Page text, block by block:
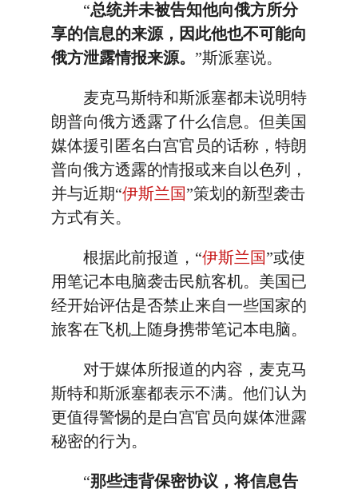
“总统并未被告知他向俄方所分
享的信息的来源，因此他也不可能向
俄方泄露情报来源。 ”斯派塞说。
麦克马斯特和斯派塞都未说明特
朗普向俄方透露了什么信息。但美国
媒体援引匿名白宫官员的话称，特朗
普向俄方透露的情报或来自以色列，
并与近期“伊斯兰国”策划的新型袭击
方式有关。
根据此前报道，“伊斯兰国”或使
用笔记本电脑袭击民航客机。美国已
经开始评估是否禁止来自一些国家的
旅客在飞机上随身携带笔记本电脑。
对于媒体所报道的内容，麦克马
斯特和斯派塞都表示不满。他们认为
更值得警惕的是白宫官员向媒体泄露
秘密的行为。
“那些违背保密协议，将信息告